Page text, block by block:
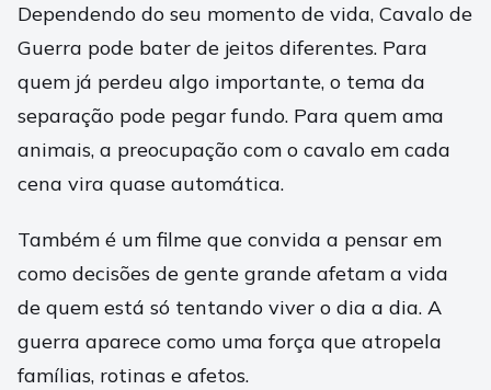
Dependendo do seu momento de vida, Cavalo de
Guerra pode bater de jeitos diferentes. Para
quem já perdeu algo importante, o tema da
separação pode pegar fundo. Para quem ama
animais, a preocupação com o cavalo em cada
cena vira quase automática.
Também é um filme que convida a pensar em
como decisões de gente grande afetam a vida
de quem está só tentando viver o dia a dia. A
guerra aparece como uma força que atropela
famílias, rotinas e afetos.